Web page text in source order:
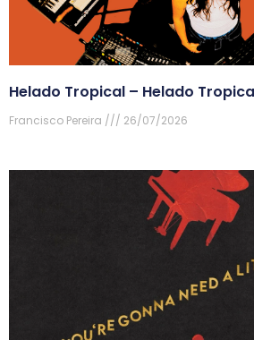
Helado Tropical – Helado
Francisco Pereira 26/07/2026